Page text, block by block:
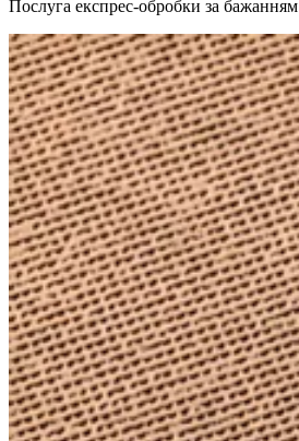
Послуга експрес-обробки за бажанням